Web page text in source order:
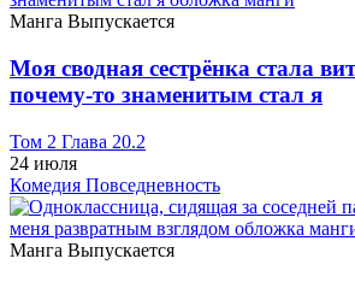
Манга Выпускается
Моя сводная сестрёнка стала
почему-то знаменитым стал я
Том 2 Глава 20.2
24 июля
Комедия Повседневность
Манга Выпускается